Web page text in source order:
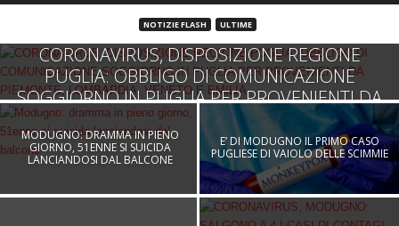
NOTIZIE FLASH ULTIME
CORONAVIRUS, DISPOSIZIONE REGIONE
PUGLIA: OBBLIGO DI COMUNICAZIONE
SOGGIORNO IN PUGLIA PER PROVENIENTI DA
PIEMONTE, LOMBARDIA, VENETO E EMILIA
Redazione Online Network 24 Febbraio 2020
MODUGNO: DRAMMA IN PIENO
GIORNO, 51ENNE SI SUICIDA
LANCIANDOSI DAL BALCONE
E’ DI MODUGNO IL PRIMO CASO
PUGLIESE DI VAIOLO DELLE SCIMMIE